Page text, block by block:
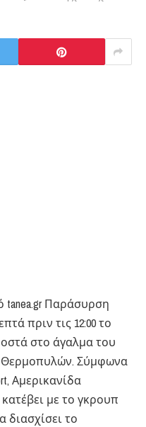
Παράσυρση
πριν τις 12:00 το
στο άγαλμα του
Θερμοπυλών. Σύμφωνα
Αμερικανίδα
με το γκρουπ
διασχίσει το